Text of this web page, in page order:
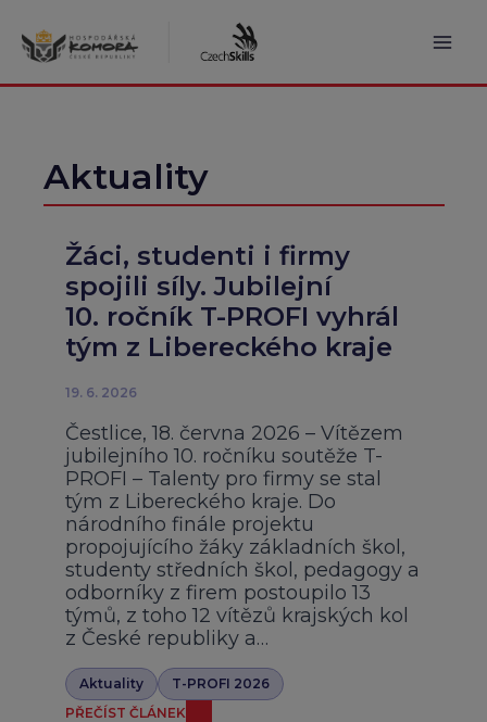
obsah
Aktuality
Žáci, studenti i firmy
spojili síly. Jubilejní
10. ročník T-PROFI vyhrál
tým z Libereckého kraje
19. 6. 2026
Čestlice, 18. června 2026 – Vítězem
jubilejního 10. ročníku soutěže T-
PROFI – Talenty pro firmy se stal
tým z Libereckého kraje. Do
národního finále projektu
propojujícího žáky základních škol,
studenty středních škol, pedagogy a
odborníky z firem postoupilo 13
týmů, z toho 12 vítězů krajských kol
z České republiky a…
Aktuality
T-PROFI 2026
PŘEČÍST ČLÁNEK